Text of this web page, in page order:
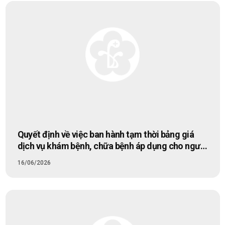
Quyết định về việc ban hành tạm thời bảng giá
dịch vụ khám bệnh, chữa bệnh áp dụng cho người
theo yêu cầu
16/06/2026